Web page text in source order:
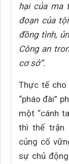
hại của ma
đoạn của
đồng tình,
Công an
cơ sở”.
Thực tế cho
“pháo đài”
một “cánh
thì thế trận
củng cố
sự chủ